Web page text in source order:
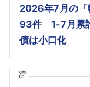
2026年7月の「
93件 1-7月累
債は小口化